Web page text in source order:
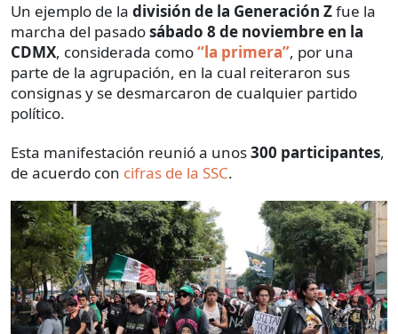
Un ejemplo de la división de la Generación Zfue la
marcha del pasadosábado 8 de noviembre en la
CDMX, considerada como“la primera”, por una
parte de la agrupación, en la cual reiteraron sus
consignas y se desmarcaron de cualquier partido
político.
Esta manifestación reunió a unos300 participantes,
de acuerdo con cifras de la SSC.